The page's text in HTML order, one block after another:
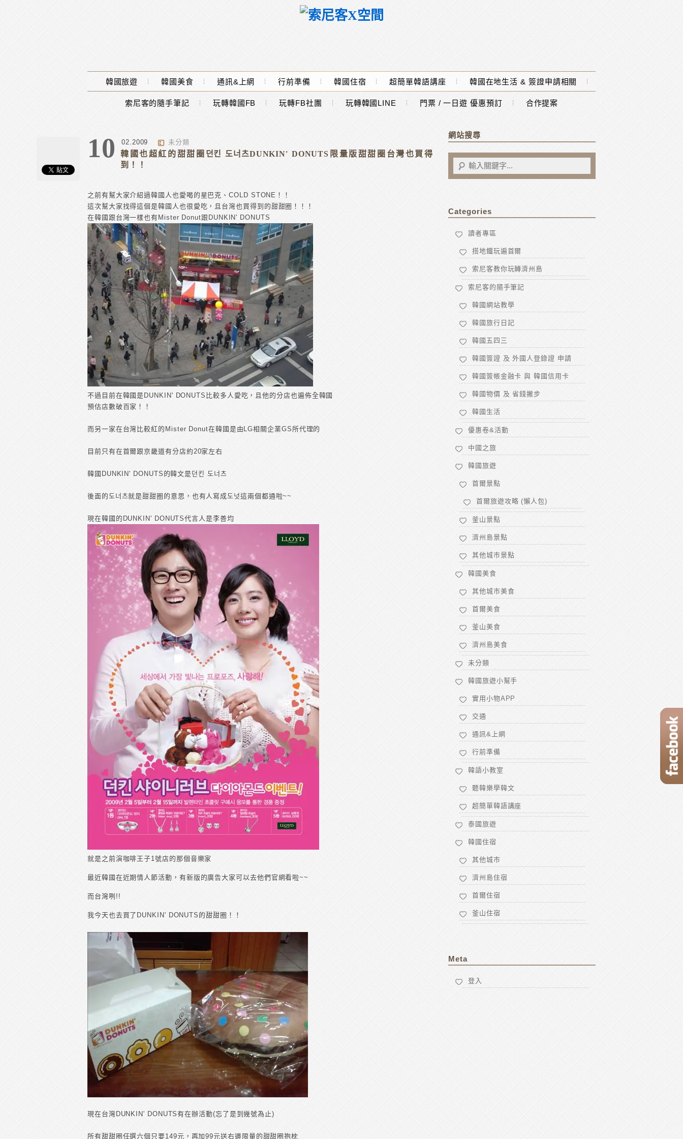
Main Menu
韓國旅遊 韓國美食 通訊&上網 行前準備 韓國住宿 超簡單韓語講座 韓國在地生活 & 簽證申請相關
索尼客的隨手筆記 玩轉韓國FB 玩轉FB社團 玩轉韓國LINE 門票 / 一日遊 優惠預訂 合作提案
10 02.2009 未分類
韓國也超紅的甜甜圈던킨 도너츠DUNKIN' DONUTS限量版甜甜圈台灣也買得
到！！
之前有幫大家介紹過韓國人也愛喝的星巴克、COLD STONE！！
這次幫大家找得這個是韓國人也很愛吃，且台灣也買得到的甜甜圈！！！
在韓國跟台灣一樣也有Mister Donut跟DUNKIN' DONUTS
不過目前在韓國是DUNKIN' DONUTS比較多人愛吃，且他的分店也遍佈全韓國
預估店數破百家！！
而另一家在台灣比較紅的Mister Donut在韓國是由LG相關企業GS所代理的
目前只有在首爾跟京畿道有分店約20家左右
韓國DUNKIN' DONUTS的韓文是던킨 도너츠
後面的도너츠就是甜甜圈的意思，也有人寫成도넛這兩個都通啦~~
現在韓國的DUNKIN' DONUTS代言人是李善均
就是之前演咖啡王子1號店的那個音樂家
最近韓國在近期情人節活動，有新版的廣告大家可以去他們官網看啦~~
而台灣咧!!
我今天也去買了DUNKIN' DONUTS的甜甜圈！！
現在台灣DUNKIN' DONUTS有在辦活動(忘了是到幾號為止)
所有甜甜圈任選六個只要149元，再加99元送右邊限量的甜甜圈抱枕
網站搜尋
Categories
讀者專區
搭地鐵玩遍首爾
索尼客教你玩轉濟州島
索尼客的隨手筆記
韓國網站教學
韓國旅行日記
韓國五四三
韓國簽證 及 外國人登錄證 申請
韓國簽帳金融卡 與 韓國信用卡
韓國物價 及 省錢撇步
韓國生活
優惠卷&活動
中國之旅
韓國旅遊
首爾景點
首爾旅遊攻略 (懶人包)
釜山景點
濟州島景點
其他城市景點
韓國美食
其他城市美食
首爾美食
釜山美食
濟州島美食
未分類
韓國旅遊小幫手
實用小物APP
交通
通訊&上網
行前準備
韓語小教室
聽韓樂學韓文
超簡單韓語講座
泰國旅遊
韓國住宿
其他城市
濟州島住宿
首爾住宿
釜山住宿
Meta
登入